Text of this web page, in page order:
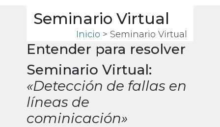
Seminario Virtual
Inicio > Seminario Virtual
Entender para resolver
Seminario Virtual:
«Detección de fallas en
líneas de
cominicación»